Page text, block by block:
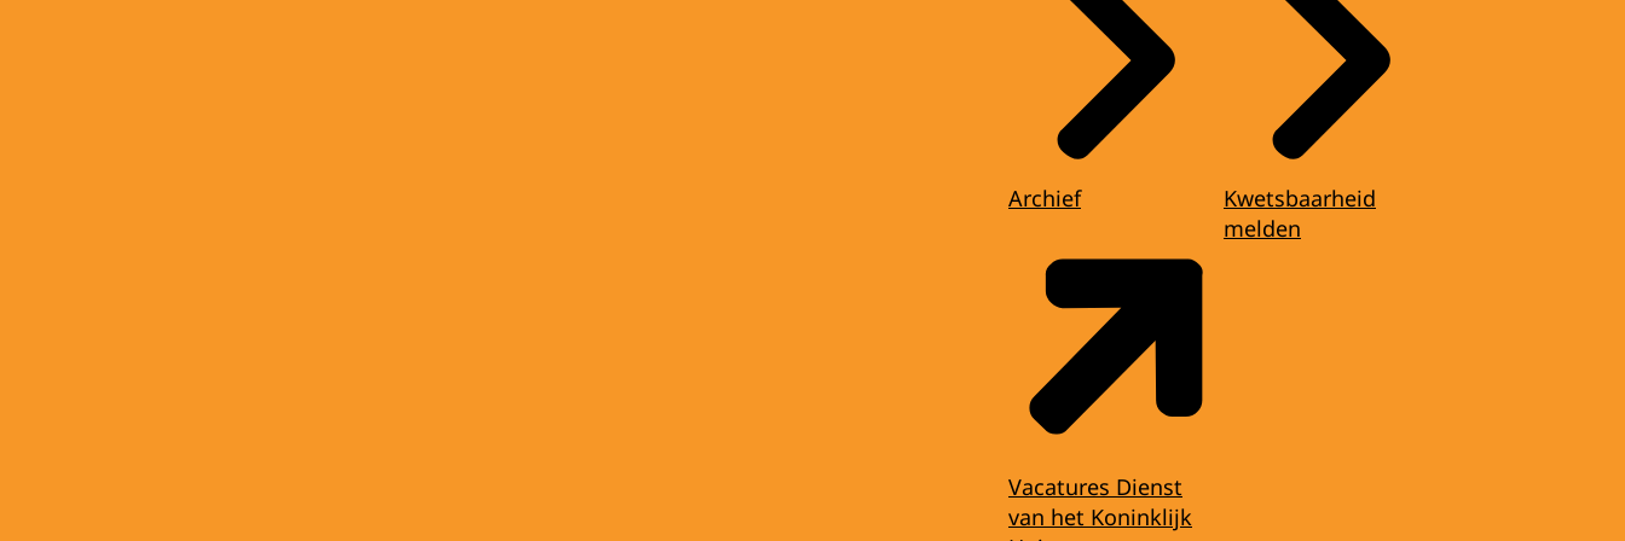
Archief
Vacatures Dienst
van het Koninklijk
Kwetsbaarheid
melden